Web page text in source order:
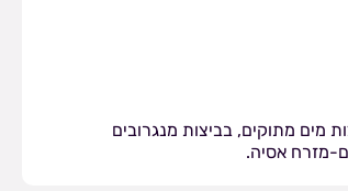
מים מתוקים, בביצות מנגרובים
מזרח אסיה.